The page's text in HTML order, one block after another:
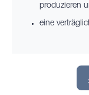
produzieren
eine